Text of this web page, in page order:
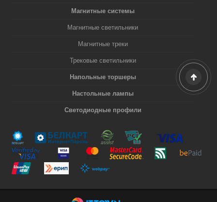
Магнитные системы
Магнитные светильники
Магнитные треки
Трековые светильники
Напольные торшеры
Настольные лампы
Светодиодные профили